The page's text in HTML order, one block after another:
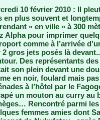
10 février 2010 : Il
en plus souvent et
« en ville » à 300
Alpha pour imprimer
comme à l’arrivée
gros jets posés là
Des représentants
son plein devant une
en noir, foulard mais
à l’hôtel par le
un mouton au curry au
Rencontré parmi
femmes amies dont